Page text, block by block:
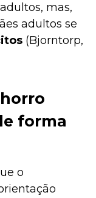
mas,
adultos se
(Bjorntorp,
forma
o